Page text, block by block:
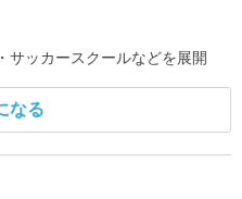
サッカースクールなどを展開
なる